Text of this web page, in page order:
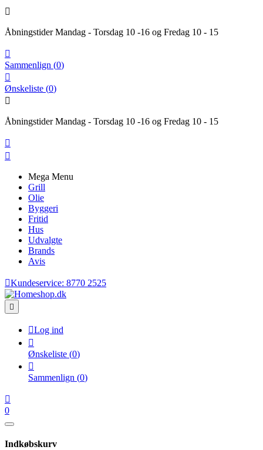

Åbningstider Mandag - Torsdag 10 -16 og Fredag 10 - 15

Sammenlign (0)

Ønskeliste (0)

Åbningstider Mandag - Torsdag 10 -16 og Fredag 10 - 15


Mega Menu
Grill
Olie
Byggeri
Fritid
Hus
Udvalgte
Brands
Avis
Kundeservice: 8770 2525

Log ind

Ønskeliste (0)

Sammenlign (0)

0
Indkøbskurv